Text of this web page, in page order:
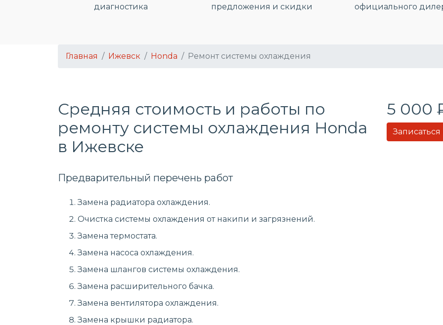
диагностика
предложения и скидки
официального
Главная Ижевск Honda Ремонт системы охлаждения
Средняя стоимость и работы по
ремонту системы охлаждения Honda
в Ижевске
5 000
Предварительный перечень работ
Замена радиатора охлаждения.
Очистка системы охлаждения от накипи и загрязнений.
Замена термостата.
Замена насоса охлаждения.
Замена шлангов системы охлаждения.
Замена расширительного бачка.
Замена вентилятора охлаждения.
Замена крышки радиатора.